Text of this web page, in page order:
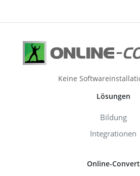
Keine
Lösungen
Bildung
Integrationen
Online-Convert